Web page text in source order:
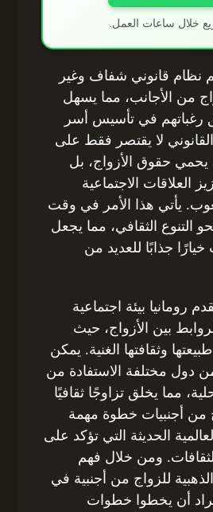
خلال ساعات العمل.
نظام قانوني شفاف وغير
من الأجانب، مما يسهل
رغباتهم في تأسيس أسر
القانوني لا يقتصر فقط على
يحمي حقوق الأزواج، بل
العلاقات الاجتماعية
يأتي هذا الأمر في وقت
التنوع الثقافي، مما يجعل
جذابًا للعديد من
رومانيا بيئة اجتماعية
بين الأزواج، حيث
وثقافتها الغنية. يمكن
من دول مختلفة الاستفادة من
مما يخلق تزاوجًا ثقافيًا
من أجنبيات خطوة مهمة
الحديثة التي تؤكد على
ومن خلال فهم
الذهبية للزواج من أجنبية في
أن يخطوا خطوات